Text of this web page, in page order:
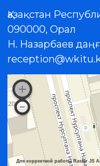
Қазақстан
090000, Орал
Н. Назарбаев
Для корректной работы Raster JS